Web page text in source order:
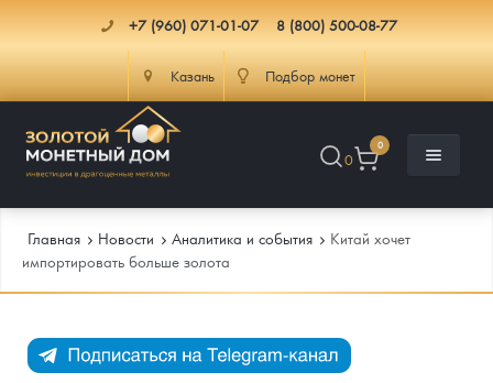
+7 (960) 071-01-07 8 (800) 500-08-77
Казань Подбор монет
0
0
Каталог Монет
Инфо
Главная Новости Аналитика и события
Китай хочет
импортировать больше золота